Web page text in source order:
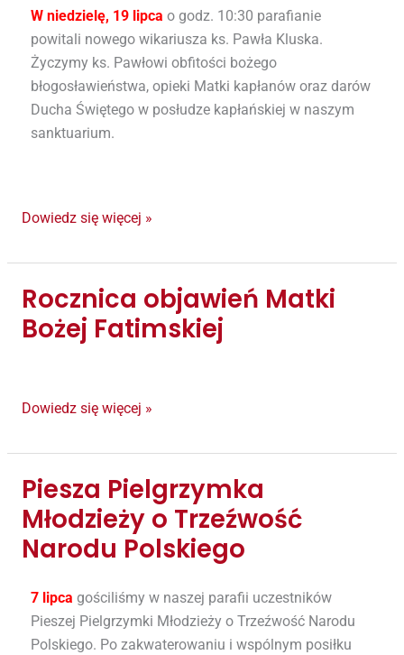
W niedzielę, 19 lipca o godz. 10:30 parafianie
powitali nowego wikariusza ks. Pawła Kluska.
Życzymy ks. Pawłowi obfitości bożego
błogosławieństwa, opieki Matki kapłanów oraz darów
Ducha Świętego w posłudze kapłańskiej w naszym
sanktuarium.
Pawła
Kluska
Dowiedz się więcej »
Rocznica objawień Matki
Bożej Fatimskiej
Rocznica
objawień
Matki
Dowiedz się więcej »
Piesza Pielgrzymka
Młodzieży o Trzeźwość
Narodu Polskiego
7 lipca gościliśmy w naszej parafii uczestników
Pieszej Pielgrzymki Młodzieży o Trzeźwość Narodu
Polskiego. Po zakwaterowaniu i wspólnym posiłku
Piesza
Pielgrzymka
Młodzieży
o
Narodu
Polskiego